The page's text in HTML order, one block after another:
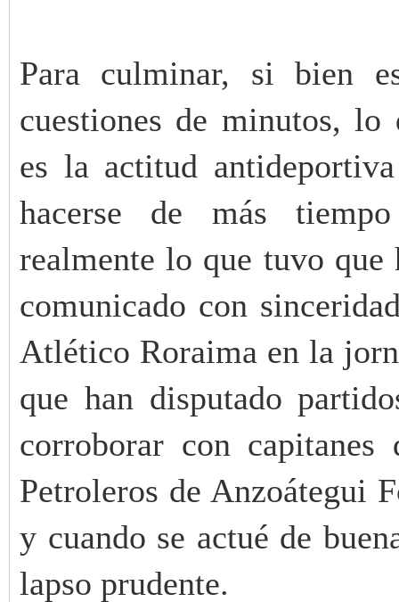
Para culminar, si bien
cuestiones de minutos, lo
es la actitud
hacerse de más
realmente lo que tuvo que
comunicado con
Atlético Roraima en la
que han disputado
corroborar con capitanes
Petroleros de Anzoátegui
y cuando se actué de
lapso prudente.